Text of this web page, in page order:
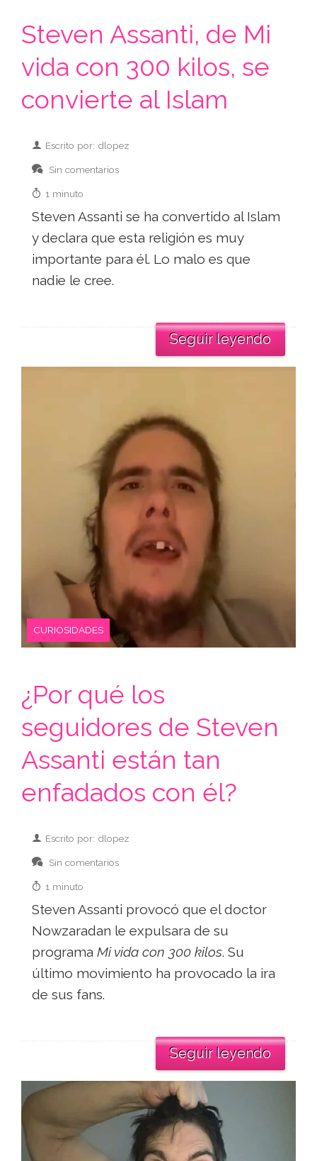
Steven Assanti, de Mi
vida con 300 kilos, se
convierte al Islam
Escrito por: dlopez
Sin comentarios
1 minuto
Steven Assanti se ha convertido al Islam
y declara que esta religión es muy
importante para él. Lo malo es que
nadie le cree.
Seguir leyendo
CURIOSIDADES
¿Por qué los
seguidores de Steven
Assanti están tan
enfadados con él?
Escrito por: dlopez
Sin comentarios
1 minuto
Steven Assanti provocó que el doctor
Nowzaradan le expulsara de su
programa Mi vida con 300 kilos. Su
último movimiento ha provocado la ira
de sus fans.
Seguir leyendo